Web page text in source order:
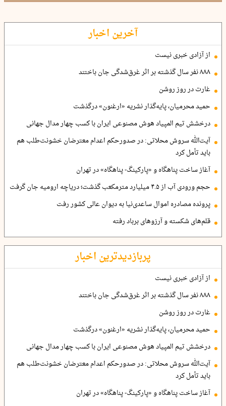
آخرین اخبار
از آزادی خبری نیست
۸۸۸ نفر سال گذشته بر اثر غرق‌شدگی جان باختند
غارت در روز روشن
حمید محرمیان، پایه‌گذار نشریه «ارغنون» درگذشت
درخشش تیم المپیاد هوش مصنوعی ایران با کسب چهار مدال جهانی
آیت‌الله سروش محلاتی: در صدورحکم اعدام معترضان خشونت‌طلب هم
باید تأمل کرد
آغاز ساخت پناهگاه و «پارکینگ- پناهگاه» در تهران
حجم ورودی آب از ۴.۵ میلیارد مترمکعب گذشت؛ دریاچه ارومیه جان گرفت
پرونده مصادره اموال ساعدی‌نیا به دیوان عالی کشور رفت
قلم‌های شکسته و آرزوهای برباد رفته
پربازدیدترین اخبار
از آزادی خبری نیست
۸۸۸ نفر سال گذشته بر اثر غرق‌شدگی جان باختند
غارت در روز روشن
حمید محرمیان، پایه‌گذار نشریه «ارغنون» درگذشت
درخشش تیم المپیاد هوش مصنوعی ایران با کسب چهار مدال جهانی
آیت‌الله سروش محلاتی: در صدورحکم اعدام معترضان خشونت‌طلب هم
باید تأمل کرد
آغاز ساخت پناهگاه و «پارکینگ- پناهگاه» در تهران